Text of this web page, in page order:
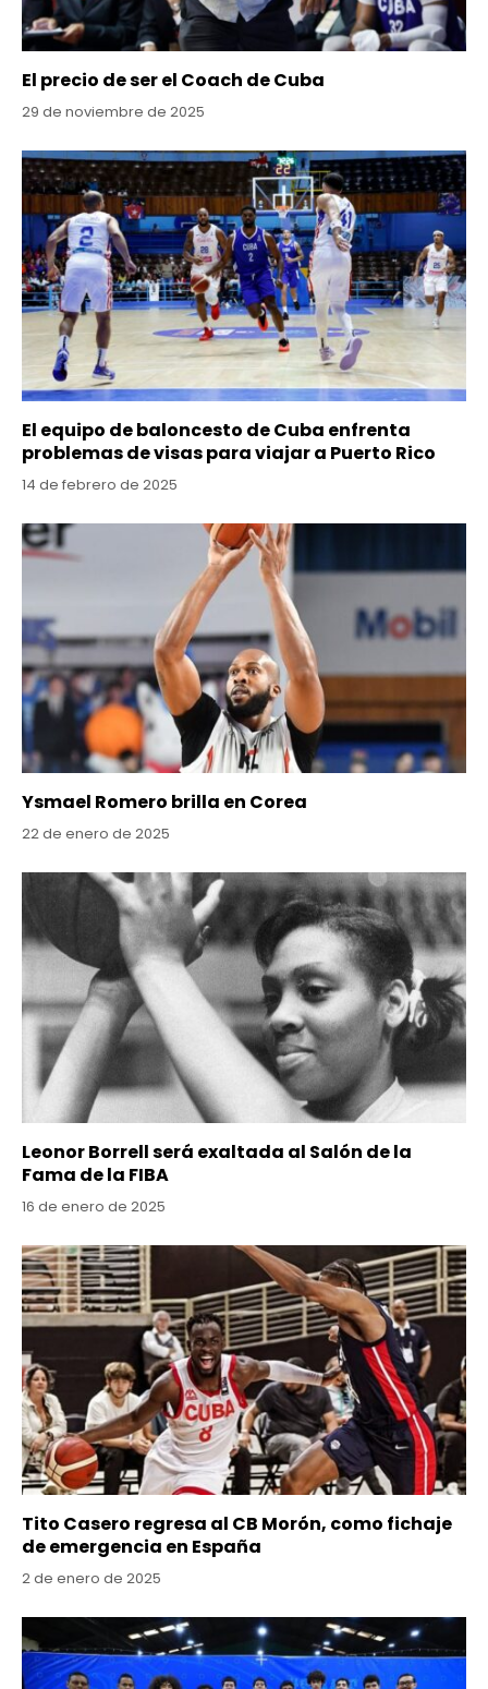
El precio de ser el Coach de Cuba
29 de noviembre de 2025
El equipo de baloncesto de Cuba enfrenta
problemas de visas para viajar a Puerto Rico
14 de febrero de 2025
Ysmael Romero brilla en Corea
22 de enero de 2025
Leonor Borrell será exaltada al Salón de la
Fama de la FIBA
16 de enero de 2025
Tito Casero regresa al CB Morón, como fichaje
de emergencia en España
2 de enero de 2025